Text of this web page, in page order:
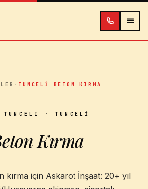
· TUNCELI BETON KIRMA
TUNCELI · TUNCELI
Kırma
kırma için Askarot İnşaat: 20+ yıl